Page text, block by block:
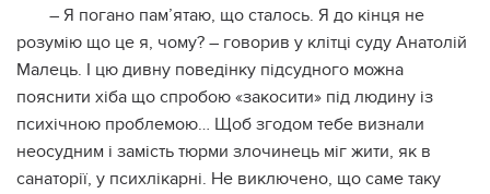
– Я погано пам’ятаю, що сталось. Я до кінця не
розумію що це я, чому? – говорив у клітці суду Анатолій
Малець. І цю дивну поведінку підсудного можна
пояснити хіба що спробою «закосити» під людину із
психічною проблемою… Щоб згодом тебе визнали
неосудним і замість тюрми злочинець міг жити, як в
санаторії, у психлікарні. Не виключено, що саме таку